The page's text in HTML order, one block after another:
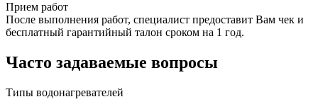
Прием работ
После выполнения работ, специалист предоставит Вам чек и
бесплатный гарантийный талон сроком на 1 год.
Часто задаваемые вопросы
Типы водонагревателей